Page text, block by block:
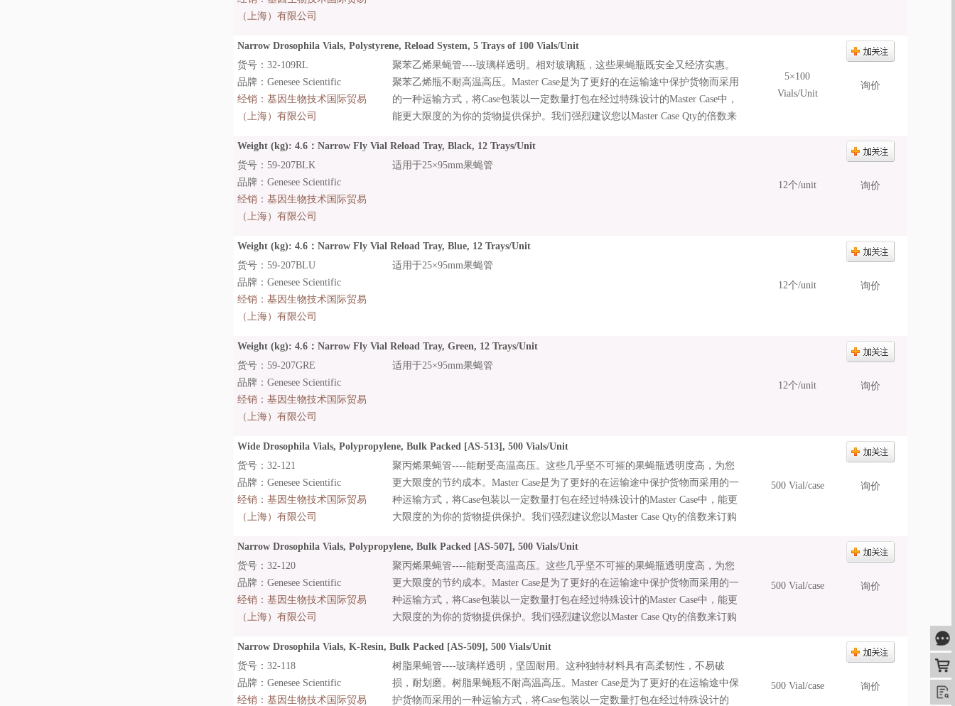
（上海）有限公司
Narrow Drosophila Vials, Polystyrene, Reload System, 5 Trays of 100 Vials/Unit
5×100
Vials/Unit
询价
货号：32-109RL
品牌：Genesee Scientific
经销： 基因生物技术国际贸易
（上海）有限公司
聚苯乙烯果蝇管----玻璃样透明。相对玻璃瓶，这些果蝇瓶既安全又经济实惠。
聚苯乙烯瓶不耐高温高压。Master Case是为了更好的在运输途中保护货物而采用
的一种运输方式，将Case包装以一定数量打包在经过特殊设计的Master Case中，
能更大限度的为你的货物提供保护。我们强烈建议您以Master Case Qty的倍数来
Weight (kg): 4.6：Narrow Fly Vial Reload Tray, Black, 12 Trays/Unit
12个/unit 询价
货号：59-207BLK
品牌：Genesee Scientific
经销： 基因生物技术国际贸易
（上海）有限公司
适用于25×95mm果蝇管
Weight (kg): 4.6：Narrow Fly Vial Reload Tray, Blue, 12 Trays/Unit
12个/unit 询价
货号：59-207BLU
品牌：Genesee Scientific
经销： 基因生物技术国际贸易
（上海）有限公司
适用于25×95mm果蝇管
Weight (kg): 4.6：Narrow Fly Vial Reload Tray, Green, 12 Trays/Unit
12个/unit 询价
货号：59-207GRE
品牌：Genesee Scientific
经销： 基因生物技术国际贸易
（上海）有限公司
适用于25×95mm果蝇管
Wide Drosophila Vials, Polypropylene, Bulk Packed [AS-513], 500 Vials/Unit
500 Vial/case 询价
货号：32-121
品牌：Genesee Scientific
经销： 基因生物技术国际贸易
（上海）有限公司
聚丙烯果蝇管----能耐受高温高压。这些几乎坚不可摧的果蝇瓶透明度高，为您
更大限度的节约成本。Master Case是为了更好的在运输途中保护货物而采用的一
种运输方式，将Case包装以一定数量打包在经过特殊设计的Master Case中，能更
大限度的为你的货物提供保护。我们强烈建议您以Master Case Qty的倍数来订购
Narrow Drosophila Vials, Polypropylene, Bulk Packed [AS-507], 500 Vials/Unit
500 Vial/case 询价
货号：32-120
品牌：Genesee Scientific
经销： 基因生物技术国际贸易
（上海）有限公司
聚丙烯果蝇管----能耐受高温高压。这些几乎坚不可摧的果蝇瓶透明度高，为您
更大限度的节约成本。Master Case是为了更好的在运输途中保护货物而采用的一
种运输方式，将Case包装以一定数量打包在经过特殊设计的Master Case中，能更
大限度的为你的货物提供保护。我们强烈建议您以Master Case Qty的倍数来订购
Narrow Drosophila Vials, K-Resin, Bulk Packed [AS-509], 500 Vials/Unit
500 Vial/case 询价
货号：32-118
品牌：Genesee Scientific
经销： 基因生物技术国际贸易
树脂果蝇管----玻璃样透明，坚固耐用。这种独特材料具有高柔韧性，不易破
损，耐划磨。树脂果蝇瓶不耐高温高压。Master Case是为了更好的在运输途中保
护货物而采用的一种运输方式，将Case包装以一定数量打包在经过特殊设计的
购
查